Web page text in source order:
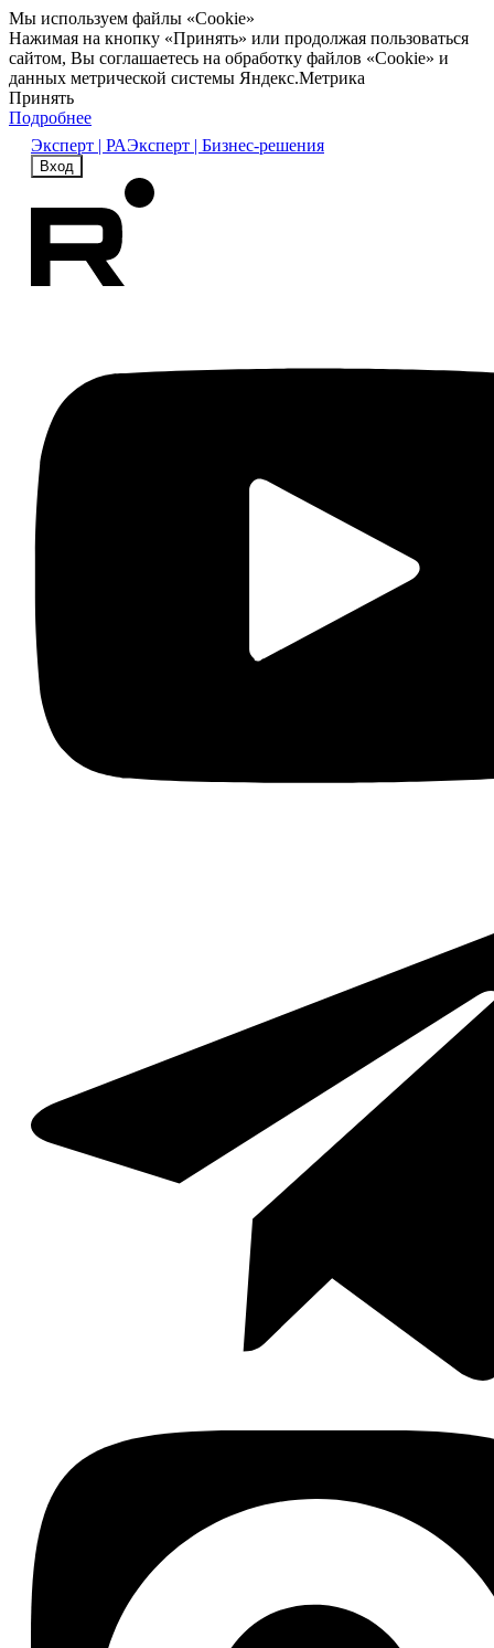
Мы используем файлы «Cookie»
Нажимая на кнопку «Принять» или продолжая пользоваться
сайтом, Вы соглашаетесь на обработку файлов «Cookie» и
данных метрической системы Яндекс.Метрика
Принять
Подробнее
Эксперт | РАЭксперт | Бизнес-решения
Вход